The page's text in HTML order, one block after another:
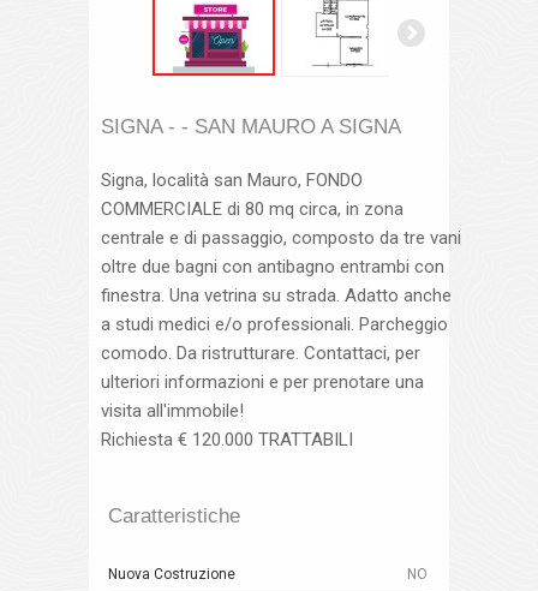
SIGNA - - SAN MAURO A SIGNA
Signa, località san Mauro, FONDO
COMMERCIALE di 80 mq circa, in zona
centrale e di passaggio, composto da tre vani
oltre due bagni con antibagno entrambi con
finestra. Una vetrina su strada. Adatto anche
a studi medici e/o professionali. Parcheggio
comodo. Da ristrutturare. Contattaci, per
ulteriori informazioni e per prenotare una
visita all'immobile!
Richiesta € 120.000 TRATTABILI
Caratteristiche
Nuova Costruzione NO